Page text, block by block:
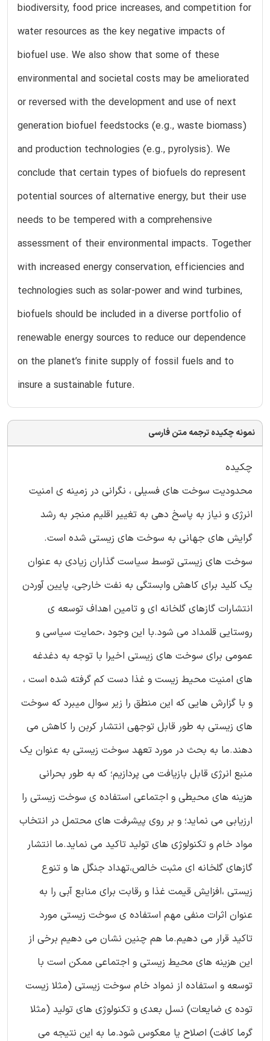
biodiversity, food price increases, and competition for
water resources as the key negative impacts of
biofuel use. We also show that some of these
environmental and societal costs may be ameliorated
or reversed with the development and use of next
generation biofuel feedstocks (e.g., waste biomass)
and production technologies (e.g., pyrolysis). We
conclude that certain types of biofuels do represent
potential sources of alternative energy, but their use
needs to be tempered with a comprehensive
assessment of their environmental impacts. Together
with increased energy conservation, efficiencies and
technologies such as solar-power and wind turbines,
biofuels should be included in a diverse portfolio of
renewable energy sources to reduce our dependence
on the planet’s finite supply of fossil fuels and to
insure a sustainable future.
نمونه چکیده ترجمه متن فارسی
چکیده
محدودیت سوخت های فسیلی ، نگرانی در زمینه ی امنیت
انرژی و نیاز به پاسخ دهی به تغییر اقلیم منجر به رشد
گرایش های جهانی به سوخت های زیستی شده است.
سوخت های زیستی توسط سیاست گذاران زیادی به عنوان
یک کلید برای کاهش وابستگی به نفت خارجی، پایین آوردن
انتشارات گازهای گلخانه ای و تامین اهداف توسعه ی
روستایی قلمداد می شود.با این وجود ،حمایت سیاسی و
عمومی برای سوخت های زیستی اخیرا با توجه به دغدغه
های امنیت محیط زیست و غذا دست کم گرفته شده است ،
و با گزارش هایی که این منطق را زیر سوال میبرد که سوخت
های زیستی به طور قابل توجهی انتشار کربن را کاهش می
دهند.ما به بحث در مورد تعهد سوخت زیستی به عنوان یک
منبع انرژی قابل بازیافت می پردازیم؛ که به طور بحرانی
هزینه های محیطی و اجتماعی استفاده ی سوخت زیستی را
ارزیابی می نماید؛ و بر روی پیشرفت های محتمل در انتخاب
مواد خام و تکنولوژی های تولید تاکید می نماید.ما انتشار
گازهای گلخانه ای مثبت خالص،تهداد جنگل ها و تنوع
زیستی ،افزایش قیمت غذا و رقابت برای منابع آبی را به
عنوان اثرات منفی مهم استفاده ی سوخت زیستی مورد
تاکید قرار می دهیم.ما هم چنین نشان می دهیم برخی از
این هزینه های محیط زیستی و اجتماعی ممکن است با
توسعه و استفاده از نمواد خام سوخت زیستی (مثلا زیست
توده ی ضایعات) نسل بعدی و تکنولوژی های تولید (مثلا
گرما کافت) اصلاح یا معکوس شود.ما به این نتیجه می